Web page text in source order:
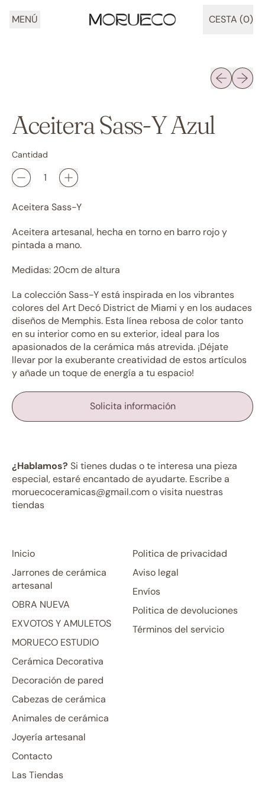
MENÚ CESTA (0)
ARTÍCULOS
Diapositiva
Aceitera Sass-Y Azul
Cantidad
Aceitera Sass-Y
Aceitera artesanal, hecha en torno en barro rojo y
pintada a mano.
Medidas: 20cm de altura
La colección Sass-Y está inspirada en los vibrantes
colores del Art Decó District de Miami y en los audaces
diseños de Memphis. Esta línea rebosa de color tanto
en su interior como en su exterior, ideal para los
apasionados de la cerámica más atrevida. ¡Déjate
llevar por la exuberante creatividad de estos artículos
y añade un toque de energía a tu espacio!
Solicita información
¿Hablamos? Si tienes dudas o te interesa una pieza
especial, estaré encantado de ayudarte. Escribe a
moruecoceramicas@gmail.com o visita nuestras
tiendas
Inicio
Jarrones de cerámica
artesanal
OBRA NUEVA
EXVOTOS Y AMULETOS
MORUECO ESTUDIO
Cerámica Decorativa
Decoración de pared
Cabezas de cerámica
Animales de cerámica
Joyería artesanal
Contacto
Las Tiendas
Politica de privacidad
Aviso legal
Envíos
Politica de devoluciones
Términos del servicio